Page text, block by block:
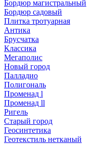
Бордюр магистральный
Бордюр садовый
Плитка тротуарная
Антика
Брусчатка
Классика
Мегаполис
Новый город
Палладио
Полигональ
Променад l
Променад ll
Ригель
Старый город
Геосинтетика
Геотекстиль нетканый